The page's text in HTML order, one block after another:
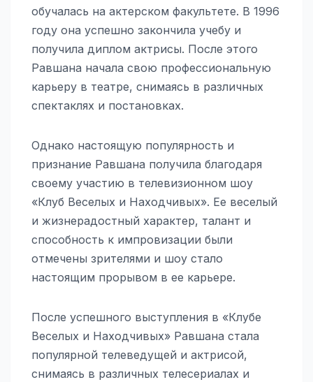
обучалась на актерском факультете. В 1996
году она успешно закончила учебу и
получила диплом актрисы. После этого
Равшана начала свою профессиональную
карьеру в театре, снимаясь в различных
спектаклях и постановках.
Однако настоящую популярность и
признание Равшана получила благодаря
своему участию в телевизионном шоу
«Клуб Веселых и Находчивых». Ее веселый
и жизнерадостный характер, талант и
способность к импровизации были
отмечены зрителями и шоу стало
настоящим прорывом в ее карьере.
После успешного выступления в «Клубе
Веселых и Находчивых» Равшана стала
популярной телеведущей и актрисой,
снимаясь в различных телесериалах и